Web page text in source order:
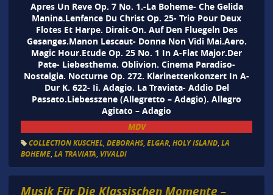
Apres Un Reve Op. 7 No. 1.-La Boheme- Che Gelida
Manina.Lenfance Du Christ Op. 25- Trio Pour Deux
Flotes Et Harpe. Dirait-On. Auf Den Fluegeln Des
Gesanges.Manon Lescaut- Donna Non Vidi Mai.Aero.
Magic Hour.Etude Op. 25 No. 1 In A-Flat Major.Der
Pate- Liebesthema. Oblivion. Cinema Paradiso-
Nostalgia. Nocturne Op. 272. Klarinettenkonzert In A-
Dur K. 622- Ii. Adagio. La Traviata- Addio Del
Passato.Liebesszene (Allegretto – Adagio). Allegro
Agitato – Adagio
MDV
COLLECTION KUSCHEL, DEBORAHS, ELGAR, HOLY ISLAND, LA
BOHEME, LA TRAVIATA VIVALDI
Musik Für Die Klassischen Momente –